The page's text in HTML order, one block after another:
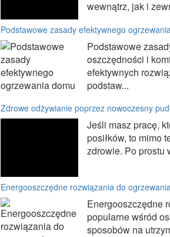
wewnątrz, jak i
Podstawowe zasady efektywnego
Podstawowe
oszczędności i
efektywnych
podstaw...
Zdrowe odżywianie poprzez nowoczesny
Jeśli masz pracę,
posiłków, to mimo
zdrowie. Po prostu
Energooszczędne rozwiązania do
Energooszczędne
popularne wśród
sposobów na